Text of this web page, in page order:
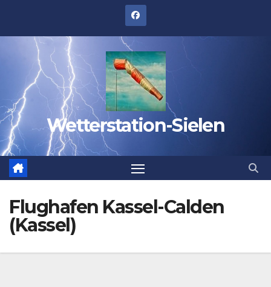
springen
Wetterstation-Sielen
Flughafen Kassel-Calden
(Kassel)